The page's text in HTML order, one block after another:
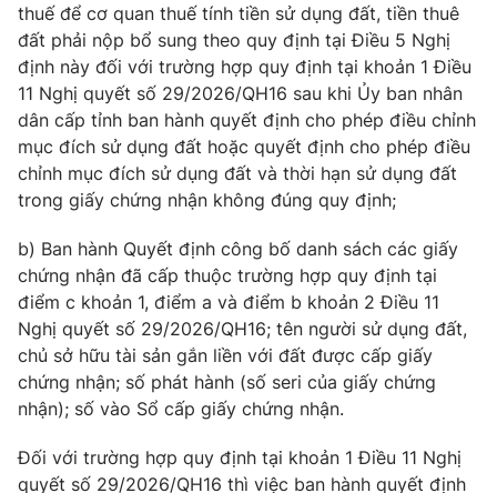
thuế để cơ quan thuế tính tiền sử dụng đất, tiền thuê
đất phải nộp bổ sung theo quy định tại Điều 5 Nghị
định này đối với trường hợp quy định tại khoản 1 Điều
11 Nghị quyết số 29/2026/QH16 sau khi Ủy ban nhân
dân cấp tỉnh ban hành quyết định cho phép điều chỉnh
mục đích sử dụng đất hoặc quyết định cho phép điều
chỉnh mục đích sử dụng đất và thời hạn sử dụng đất
trong giấy chứng nhận không đúng quy định;
b) Ban hành Quyết định công bố danh sách các giấy
chứng nhận đã cấp thuộc trường hợp quy định tại
điểm c khoản 1, điểm a và điểm b khoản 2 Điều 11
Nghị quyết số 29/2026/QH16; tên người sử dụng đất,
chủ sở hữu tài sản gắn liền với đất được cấp giấy
chứng nhận; số phát hành (số seri của giấy chứng
nhận); số vào Sổ cấp giấy chứng nhận.
Đối với trường hợp quy định tại khoản 1 Điều 11 Nghị
quyết số 29/2026/QH16 thì việc ban hành quyết định